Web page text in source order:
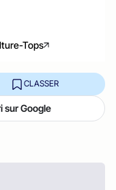
Tops
CLASSER
sur Google